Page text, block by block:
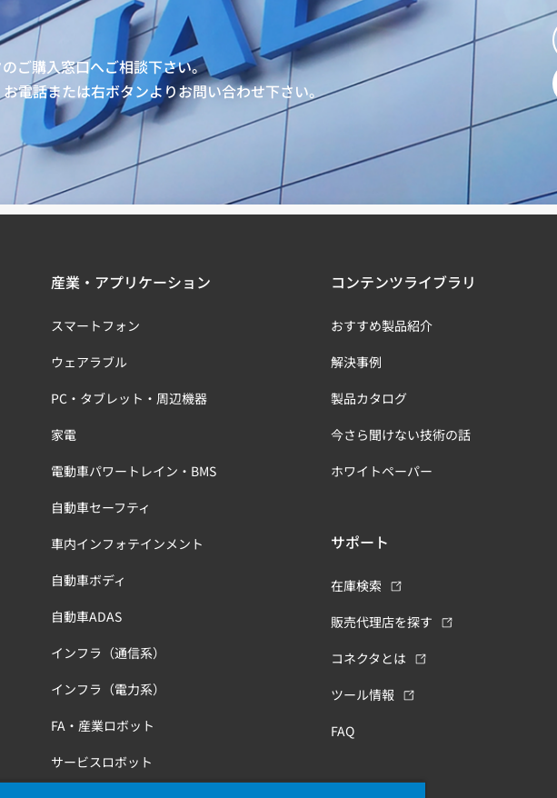
ご購入窓口へご相談下さい。
電話または右ボタンよりお問い合わせ下さい。
産業・アプリケーション
スマートフォン
ウェアラブル
PC・タブレット・周辺機器
家電
電動車パワートレイン・BMS
自動車セーフティ
車内インフォテインメント
自動車ボディ
自動車ADAS
インフラ（通信系）
インフラ（電力系）
FA・産業ロボット
サービスロボット
コンテンツライブラリ
おすすめ製品紹介
解決事例
製品カタログ
今さら聞けない技術の話
ホワイトペーパー
サポート
在庫検索
販売代理店を探す
コネクタとは
ツール情報
FAQ